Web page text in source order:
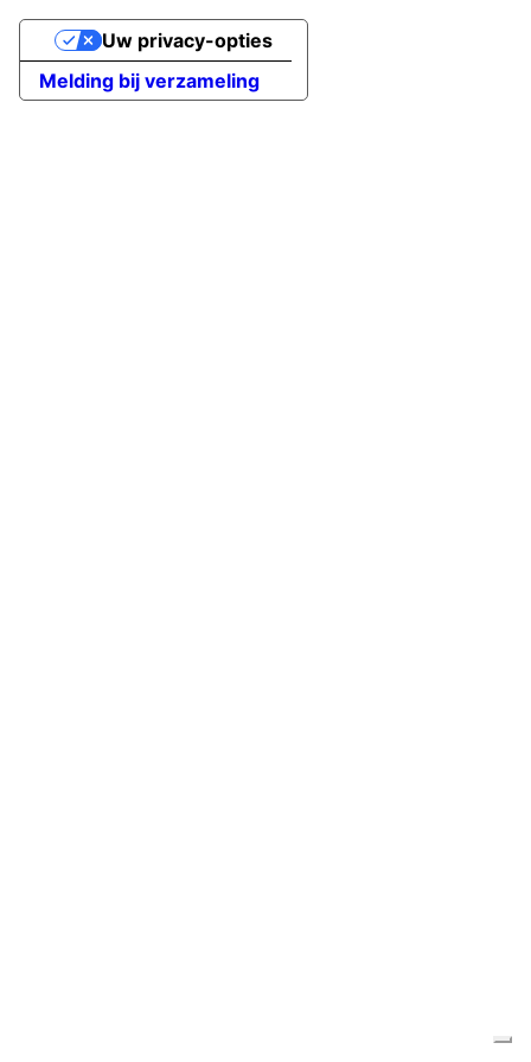
Melding bij verzameling
Uw privacy-opties